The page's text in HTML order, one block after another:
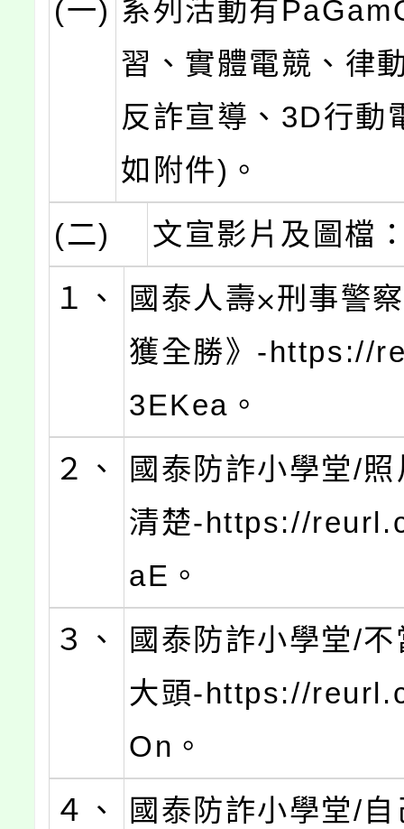
(一) 系列活動有
習、實體電競、律
反詐宣導、3D行動
如附件)。
(二)
文宣影片及圖檔
１、
國泰人壽⨉刑事警
獲全勝》-https://
3EKea。
２、
國泰防詐小學堂/
清楚-https://
aE。
３、
國泰防詐小學堂/
大頭-https://
On。
４、
國泰防詐小學堂/